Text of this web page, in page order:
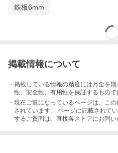
鉄板6mm
掲載情報について
・掲載している情報の精度には万全を
性、安全性、有用性を保証するもので
・現在ご覧になっているページは、この
されています。 ページに記載されて
するご質問は、直接各ストアにお問い